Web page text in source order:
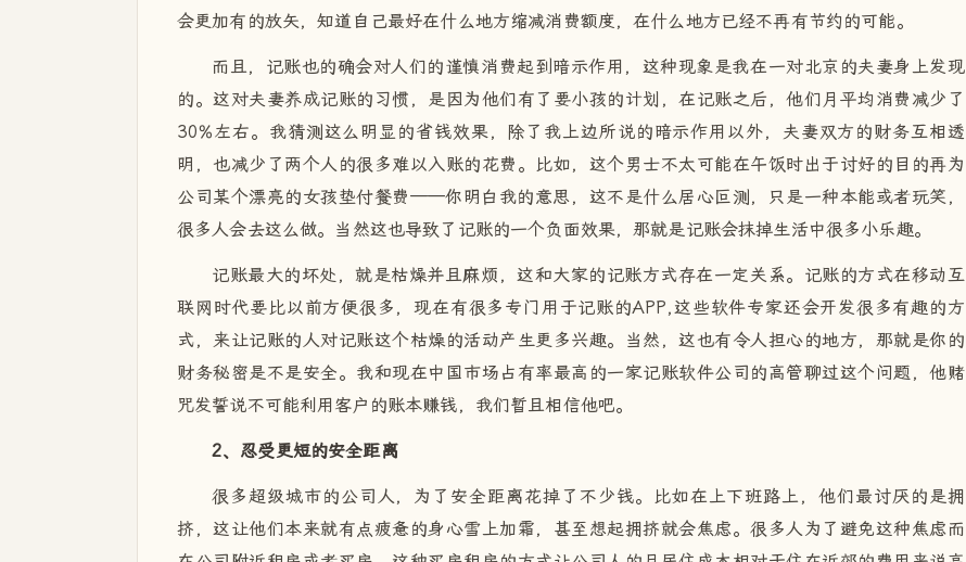
会更加有的放矢，知道自己最好在什么地方缩减消费额度，在什么地方已经不再有节约的可能。
而且，记账也的确会对人们的谨慎消费起到暗示作用，这种现象是我在一对北京的夫妻身上发现
的。这对夫妻养成记账的习惯，是因为他们有了要小孩的计划，在记账之后，他们月平均消费减少了
30%左右。我猜测这么明显的省钱效果，除了我上边所说的暗示作用以外，夫妻双方的财务互相透
明，也减少了两个人的很多难以入账的花费。比如，这个男士不太可能在午饭时出于讨好的目的再为
公司某个漂亮的女孩垫付餐费——你明白我的意思，这不是什么居心叵测，只是一种本能或者玩笑，
很多人会去这么做。当然这也导致了记账的一个负面效果，那就是记账会抹掉生活中很多小乐趣。
记账最大的坏处，就是枯燥并且麻烦，这和大家的记账方式存在一定关系。记账的方式在移动互
联网时代要比以前方便很多，现在有很多专门用于记账的APP,这些软件专家还会开发很多有趣的方
式，来让记账的人对记账这个枯燥的活动产生更多兴趣。当然，这也有令人担心的地方，那就是你的
财务秘密是不是安全。我和现在中国市场占有率最高的一家记账软件公司的高管聊过这个问题，他赌
咒发誓说不可能利用客户的账本赚钱，我们暂且相信他吧。
2、忍受更短的安全距离
很多超级城市的公司人，为了安全距离花掉了不少钱。比如在上下班路上，他们最讨厌的是拥
挤，这让他们本来就有点疲惫的身心雪上加霜，甚至想起拥挤就会焦虑。很多人为了避免这种焦虑而